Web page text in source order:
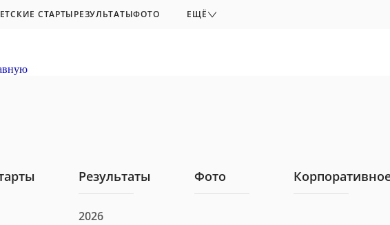
СТАРТЫРЕЗУЛЬТАТЫФОТО ЕЩЁ
Результаты
2026
Фото